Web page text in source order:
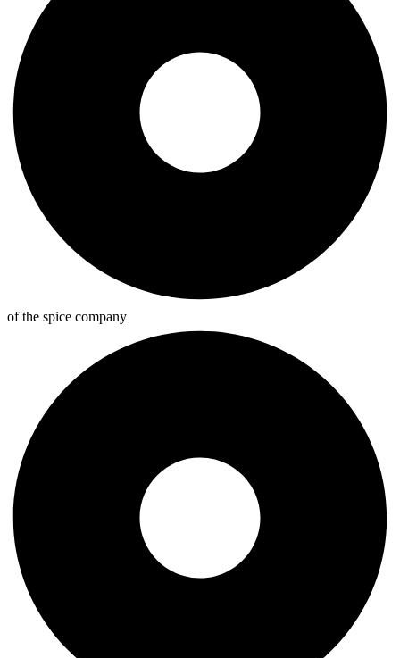
of the spice company